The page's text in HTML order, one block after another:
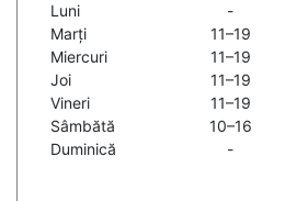
Luni
-
Marți
11–19
Miercuri
11–19
Joi
11–19
Vineri
11–19
Sâmbătă
10–16
Duminică
-